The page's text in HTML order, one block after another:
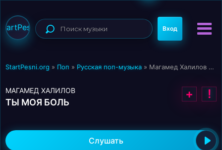
Вход
StartPesni.org » Поп » Русская поп-музыка » Магамед Халилов - Ты моя боль
МАГАМЕД ХАЛИЛОВ
ТЫ МОЯ БОЛЬ
+ !
Слушать